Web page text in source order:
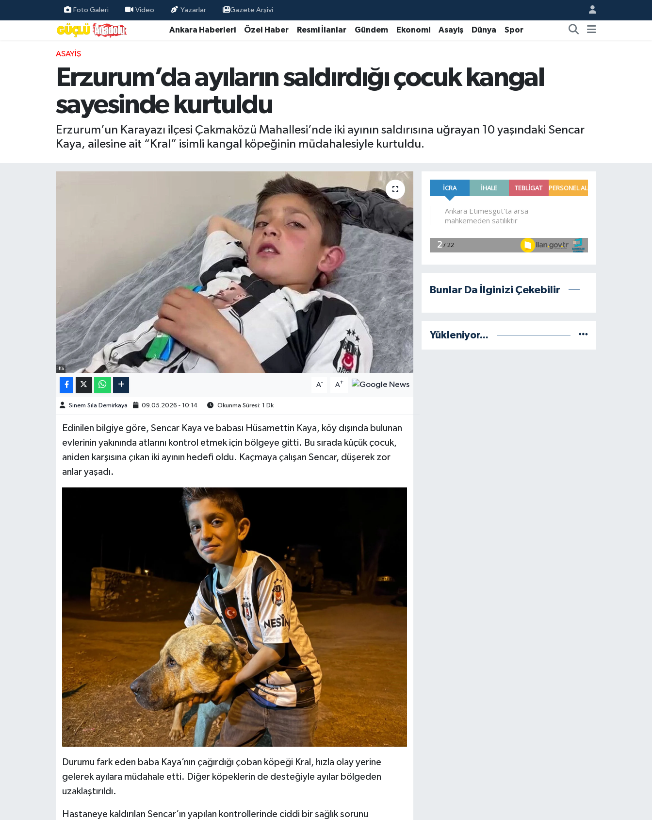
Foto Galeri Video Yazarlar Gazete Arşivi
Ankara Haberleri Özel Haber Resmi İlanlar Gündem Ekonomi Asayiş Dünya Spor
ASAYIŞ
Erzurum’da ayıların saldırdığı çocuk kangal
sayesinde kurtuldu
Erzurum’un Karayazı ilçesi Çakmaközü Mahallesi’nde iki ayının saldırısına uğrayan 10 yaşındaki Sencar
Kaya, ailesine ait “Kral” isimli kangal köpeğinin müdahalesiyle kurtuldu.
iha
A- A+
Sinem Sıla Demirkaya 09.05.2026 - 10:14 Okunma Süresi: 1 Dk
Edinilen bilgiye göre, Sencar Kaya ve babası Hüsamettin Kaya, köy dışında bulunan
evlerinin yakınında atlarını kontrol etmek için bölgeye gitti. Bu sırada küçük çocuk,
aniden karşısına çıkan iki ayının hedefi oldu. Kaçmaya çalışan Sencar, düşerek zor
anlar yaşadı.
Durumu fark eden baba Kaya’nın çağırdığı çoban köpeği Kral, hızla olay yerine
gelerek ayılara müdahale etti. Diğer köpeklerin de desteğiyle ayılar bölgeden
uzaklaştırıldı.
Hastaneye kaldırılan Sencar’ın yapılan kontrollerinde ciddi bir sağlık sorunu
Bunlar Da İlginizi Çekebilir
Yükleniyor...
Özel Haber
Resmi İlanlar
Ekonomi
Gündem
Hava Durumu
Kim kimdir?
Kültür Sanat